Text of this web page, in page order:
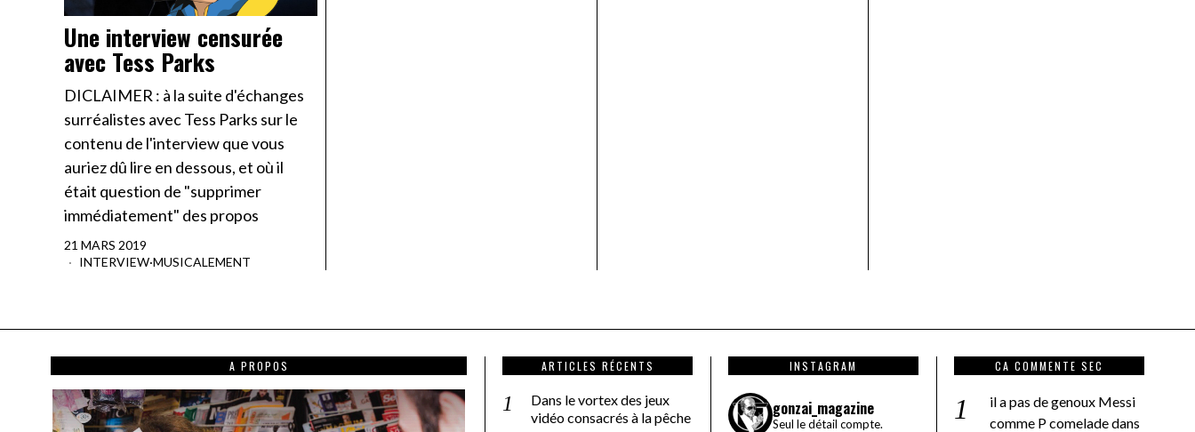
Une interview censurée
avec Tess Parks
DICLAIMER : à la suite d'échanges
surréalistes avec Tess Parks sur le
contenu de l'interview que vous
auriez dû lire en dessous, et où il
était question de "supprimer
immédiatement" des propos
21 MARS 2019
INTERVIEW·MUSICALEMENT
A PROPOS ARTICLES RÉCENTS
Dans le vortex des jeux
vidéo consacrés à la pêche
INSTAGRAM
gonzai_magazine
Seul le détail compte.
CA COMMENTE SEC
il a pas de genoux Messi
comme P comeladedans